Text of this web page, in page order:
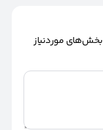
بخش‌های موردنیاز